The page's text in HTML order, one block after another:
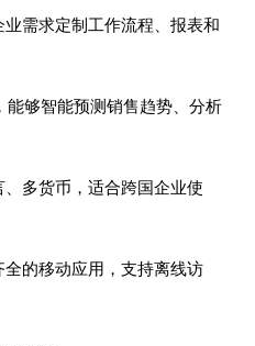
需求定制工作流程、报表和
能够智能预测销售趋势、分析
多货币，适合跨国企业使
的移动应用，支持离线访